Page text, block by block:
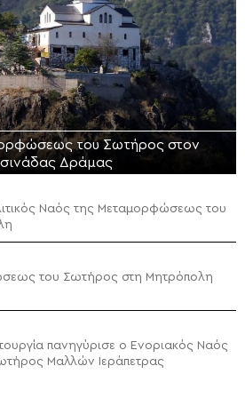
του Σωτήρος στον
Δράμας
Ναός της Μεταμορφώσεως του
του Σωτήρος στη Μητρόπολη
πανηγύρισε ο Ενοριακός Ναός
Μαλλών Ιεράπετρας